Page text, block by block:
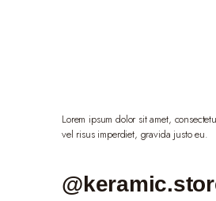
Lorem ipsum dolor sit amet,
vel risus imperdiet, gravida justo eu.